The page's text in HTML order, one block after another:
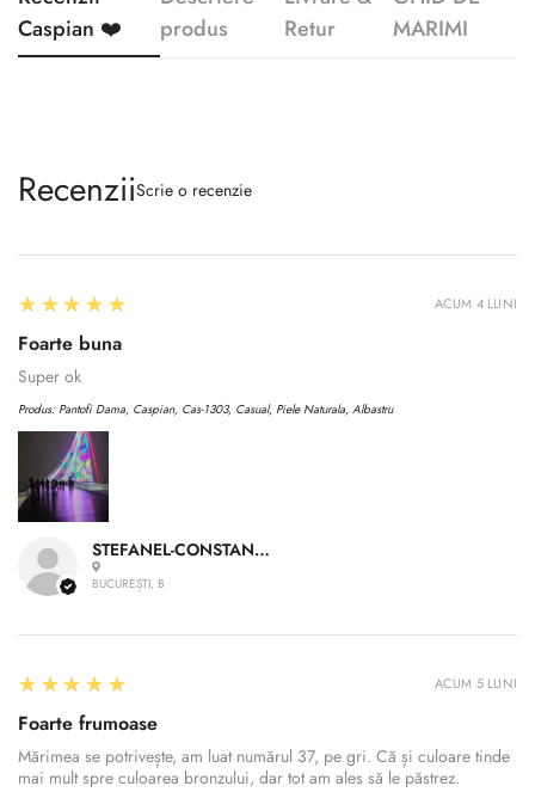
Caspian ❤️
produs
Retur
MARIMI
RecenziiScrie o recenzie
STEFANEL-CONSTANTIN A.
BUCUREȘTI, B
5
★★★★★
Foarte buna
Super ok
Produs: Pantofi Dama, Caspian, Cas-1303, Casual, Piele Naturala, Albastru
ACUM 4 LUNI
5
★★★★★
Foarte frumoase
Mărimea se potrivește, am luat numărul 37, pe gri. Că și culoare tinde
mai mult spre culoarea bronzului, dar tot am ales să le păstrez.
ACUM 5 LUNI